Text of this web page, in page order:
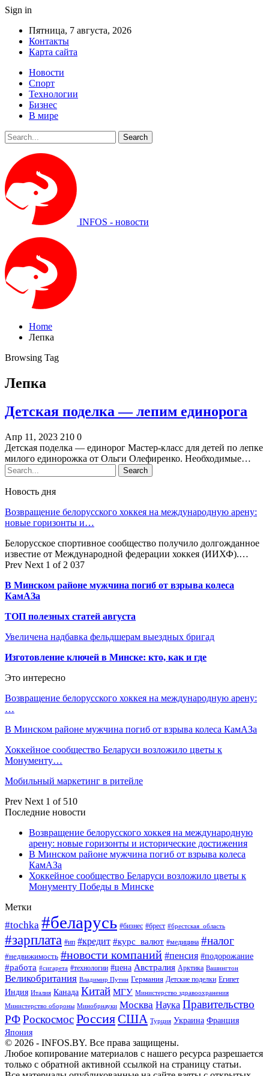
Sign in
Пятница, 7 августа, 2026
Контакты
Карта сайта
Новости
Спорт
Технологии
Бизнес
В мире
INFOS - новости
Home
Лепка
Browsing Tag
Лепка
Детская поделка — лепим единорога
Апр 11, 2023 210 0
Детская поделка — единорог Мастер-класс для детей по лепке
милого единорожка от Ольги Олефиренко. Необходимые…
Новость дня
Возвращение белорусского хоккея на международную арену:
новые горизонты и…
Белорусское спортивное сообщество получило долгожданное
известие от Международной федерации хоккея (ИИХФ).…
Prev Next 1 of 2 037
В Минском районе мужчина погиб от взрыва колеса
КамАЗа
ТОП полезных статей августа
Увеличена надбавка фельдшерам выездных бригад
Изготовление ключей в Минске: кто, как и где
Это интересно
Возвращение белорусского хоккея на международную арену:
…
В Минском районе мужчина погиб от взрыва колеса КамАЗа
Хоккейное сообщество Беларуси возложило цветы к
Монументу…
Мобильный маркетинг в ритейле
Prev Next 1 of 510
Последние новости
Возвращение белорусского хоккея на международную
арену: новые горизонты и исторические достижения
В Минском районе мужчина погиб от взрыва колеса
КамАЗа
Хоккейное сообщество Беларуси возложило цветы к
Монументу Победы в Минске
Метки
#tochka #беларусь #бизнес #брест #брестская_область
#зарплата #ип #кредит #курс_валют #медицина #налог
#недвижимость #новости компаний #пенсия #подорожание
#работа #сигарета #технологии #цена Австралия Арктика Вашингтон
Великобритания Владимир Путин Германия Детские поделки Египет
Индия Италия Канада Китай МГУ Министерство здравоохранения
Министерство обороны Минобрнауки Москва Наука Правительство
РФРоскосмосРоссияСША Турция Украина Франция
Япония
© 2026 - INFOS.BY. Все права защищены.
Любое копирование материалов с нашего ресурса разрешается
только с обратной активной ссылкой на страницу статьи.